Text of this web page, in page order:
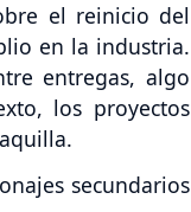
el reinicio del
en la industria.
entregas, algo
los proyectos
secundarios